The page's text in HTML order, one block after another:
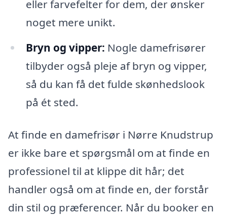
eller farvefelter for dem, der ønsker
noget mere unikt.
Bryn og vipper: Nogle damefrisører
tilbyder også pleje af bryn og vipper,
så du kan få det fulde skønhedslook
på ét sted.
At finde en damefrisør i Nørre Knudstrup
er ikke bare et spørgsmål om at finde en
professionel til at klippe dit hår; det
handler også om at finde en, der forstår
din stil og præferencer. Når du booker en